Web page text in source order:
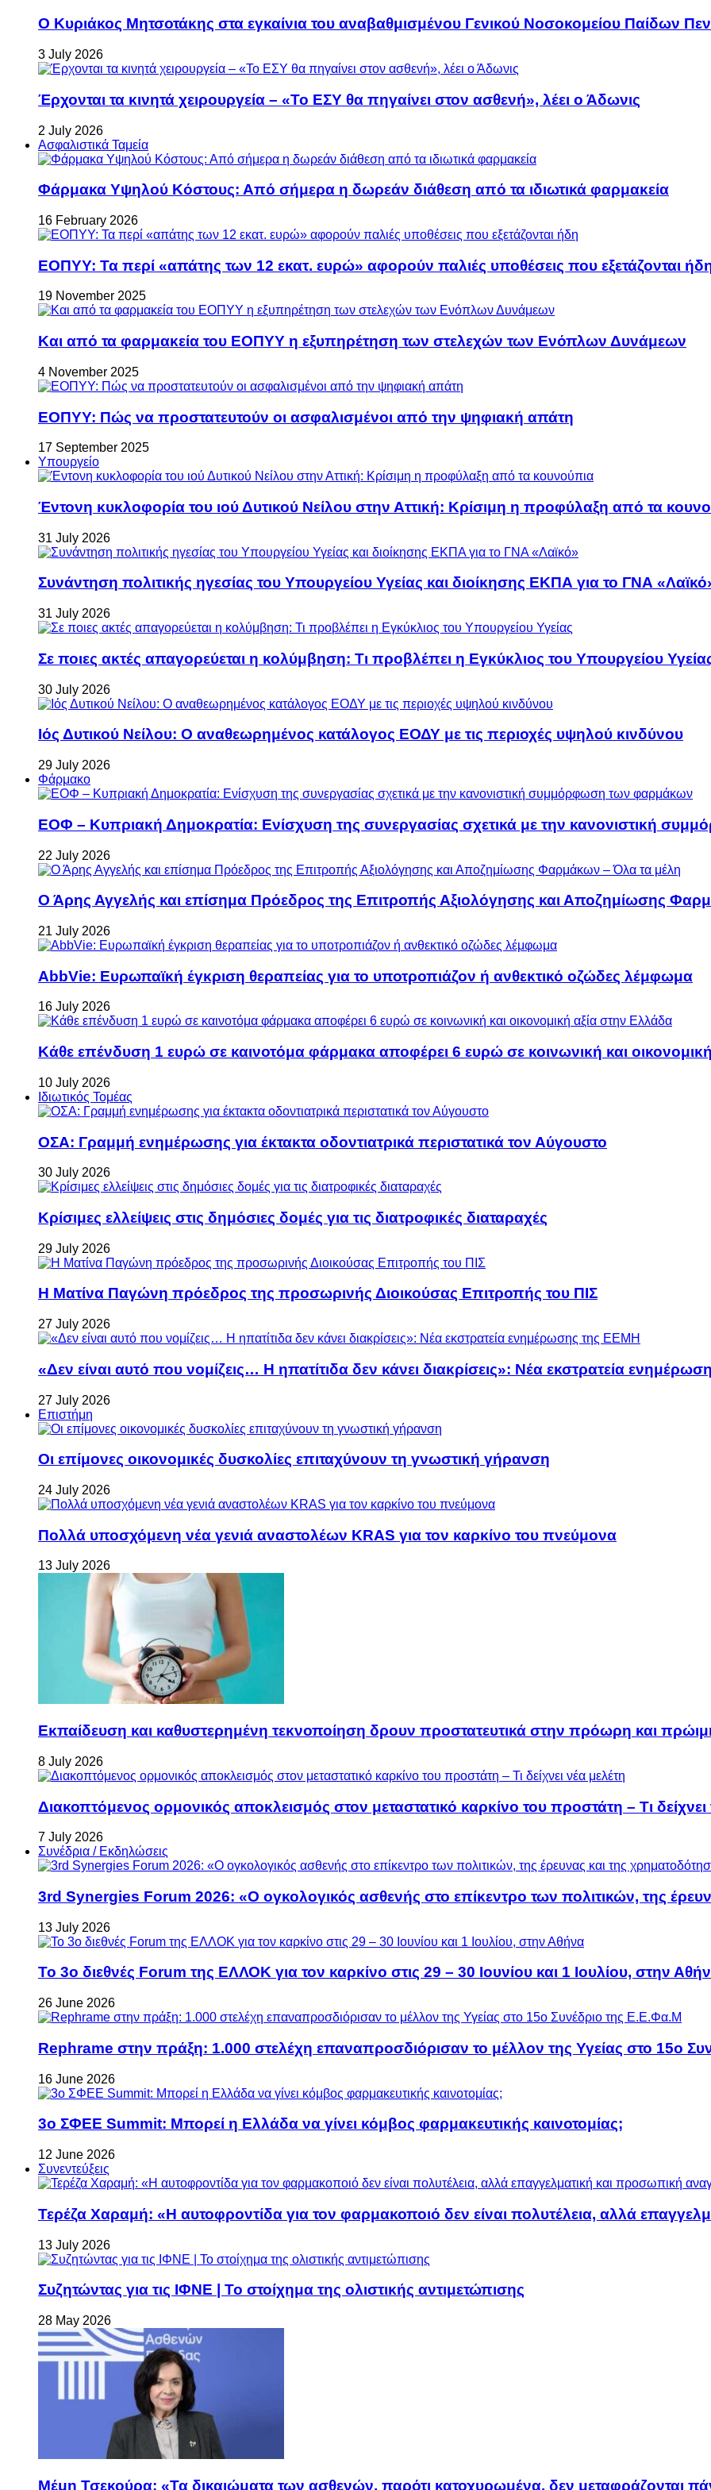
Ο Κυριάκος Μητσοτάκης στα εγκαίνια του αναβαθμισμένου Γενικού Νοσοκομείου Παίδων
3 July 2026
Έρχονται τα κινητά χειρουργεία – «Το ΕΣΥ θα πηγαίνει στον ασθενή», λέει ο Άδωνις
2 July 2026
Ασφαλιστικά Ταμεία
Φάρμακα Υψηλού Κόστους: Από σήμερα η δωρεάν διάθεση από τα ιδιωτικά φαρμακεία
16 February 2026
ΕΟΠΥΥ: Τα περί «απάτης των 12 εκατ. ευρώ» αφορούν παλιές υποθέσεις που εξετάζονται
19 November 2025
Και από τα φαρμακεία του ΕΟΠΥΥ η εξυπηρέτηση των στελεχών των Ενόπλων Δυνάμεων
4 November 2025
ΕΟΠΥΥ: Πώς να προστατευτούν οι ασφαλισμένοι από την ψηφιακή απάτη
17 September 2025
Υπουργείο
Έντονη κυκλοφορία του ιού Δυτικού Νείλου στην Αττική: Κρίσιμη η προφύλαξη από τα
31 July 2026
Συνάντηση πολιτικής ηγεσίας του Υπουργείου Υγείας και διοίκησης ΕΚΠΑ για το ΓΝΑ
31 July 2026
Σε ποιες ακτές απαγορεύεται η κολύμβηση: Τι προβλέπει η Εγκύκλιος του Υπουργείου
30 July 2026
Ιός Δυτικού Νείλου: Ο αναθεωρημένος κατάλογος ΕΟΔΥ με τις περιοχές υψηλού κινδύνου
29 July 2026
Φάρμακο
ΕΟΦ – Κυπριακή Δημοκρατία: Ενίσχυση της συνεργασίας σχετικά με την κανονιστική
22 July 2026
Ο Άρης Αγγελής και επίσημα Πρόεδρος της Επιτροπής Αξιολόγησης και Αποζημίωσης
21 July 2026
AbbVie: Ευρωπαϊκή έγκριση θεραπείας για το υποτροπιάζον ή ανθεκτικό οζώδες λέμφωμα
16 July 2026
Κάθε επένδυση 1 ευρώ σε καινοτόμα φάρμακα αποφέρει 6 ευρώ σε κοινωνική και
10 July 2026
Ιδιωτικός Τομέας
ΟΣΑ: Γραμμή ενημέρωσης για έκτακτα οδοντιατρικά περιστατικά τον Αύγουστο
30 July 2026
Κρίσιμες ελλείψεις στις δημόσιες δομές για τις διατροφικές διαταραχές
29 July 2026
Η Ματίνα Παγώνη πρόεδρος της προσωρινής Διοικούσας Επιτροπής του ΠΙΣ
27 July 2026
«Δεν είναι αυτό που νομίζεις… Η ηπατίτιδα δεν κάνει διακρίσεις»: Νέα εκστρατεία
27 July 2026
Επιστήμη
Οι επίμονες οικονομικές δυσκολίες επιταχύνουν τη γνωστική γήρανση
24 July 2026
Πολλά υποσχόμενη νέα γενιά αναστολέων KRAS για τον καρκίνο του πνεύμονα
13 July 2026
Εκπαίδευση και καθυστερημένη τεκνοποίηση δρουν προστατευτικά στην πρόωρη και
8 July 2026
Διακοπτόμενος ορμονικός αποκλεισμός στον μεταστατικό καρκίνο του προστάτη – Τι δείχνει
7 July 2026
Συνέδρια / Εκδηλώσεις
3rd Synergies Forum 2026: «Ο ογκολογικός ασθενής στο επίκεντρο των πολιτικών, της
13 July 2026
Το 3ο διεθνές Forum της ΕΛΛΟΚ για τον καρκίνο στις 29 – 30 Ιουνίου και 1 Ιουλίου, στην
26 June 2026
Rephrame στην πράξη: 1.000 στελέχη επαναπροσδιόρισαν το μέλλον της Υγείας στο 15ο
16 June 2026
3ο ΣΦΕΕ Summit: Μπορεί η Ελλάδα να γίνει κόμβος φαρμακευτικής καινοτομίας;
12 June 2026
Συνεντεύξεις
Τερέζα Χαραμή: «Η αυτοφροντίδα για τον φαρμακοποιό δεν είναι πολυτέλεια, αλλά
13 July 2026
Συζητώντας για τις ΙΦΝΕ | Το στοίχημα της ολιστικής αντιμετώπισης
28 May 2026
Μέμη Τσεκούρα: «Τα δικαιώματα των ασθενών, παρότι κατοχυρωμένα, δεν μεταφράζονται